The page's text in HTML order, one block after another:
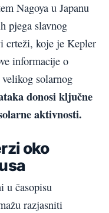
Nagoya u Japanu
pjega slavnog
crteži, koje je Kepler
informacije o
solarnog
donosi ključne
aktivnosti.
oko
u časopisu
razjasniti